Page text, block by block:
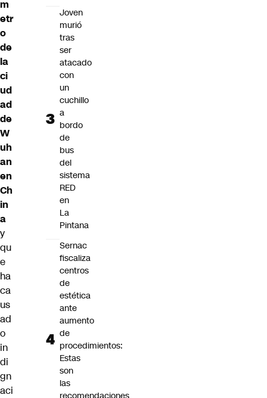
m
etr
o
de
la
ci
ud
ad
de
W
uh
an
en
Ch
in
a
y
qu
e
ha
ca
us
ad
o
in
di
gn
aci
Joven
murió
tras
ser
atacado
con
un
cuchillo
a
bordo
de
bus
del
sistema
RED
en
La
Pintana
Sernac
fiscaliza
centros
de
estética
ante
aumento
de
procedimientos:
Estas
son
las
recomendaciones